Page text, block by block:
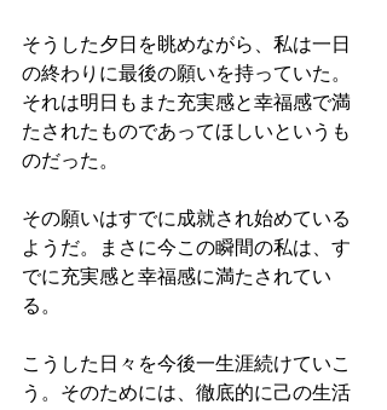
そうした夕日を眺めながら、私は一日
の終わりに最後の願いを持っていた。
それは明日もまた充実感と幸福感で満
たされたものであってほしいというも
のだった。
その願いはすでに成就され始めている
ようだ。まさに今この瞬間の私は、す
でに充実感と幸福感に満たされてい
る。
こうした日々を今後一生涯続けていこ
う。そのためには、徹底的に己の生活